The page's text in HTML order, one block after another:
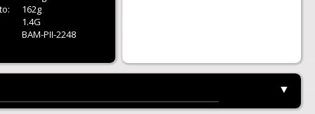
162g
1.4G
BAM-PII-2248
▼